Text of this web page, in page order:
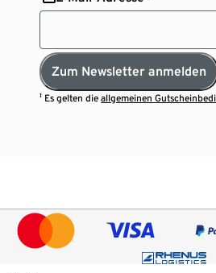
Zum Newsletter anmelden
¹ Es gelten dieallgemeinen